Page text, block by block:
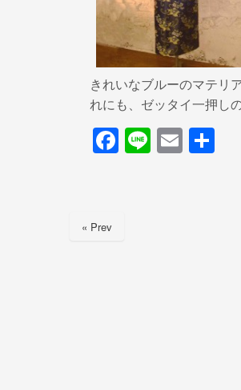
きれいなブルーのマテリ
れにも、ゼッタイ一押し
F
a
Li
n
E
m
« Prev